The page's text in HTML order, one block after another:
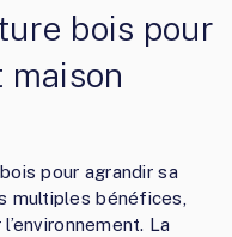
bois pour
maison
pour agrandir sa
multiples bénéfices,
La